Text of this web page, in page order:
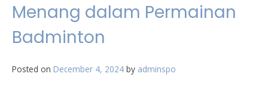
Menang dalam Permainan
Badminton
Posted on December 4, 2024 by adminspo